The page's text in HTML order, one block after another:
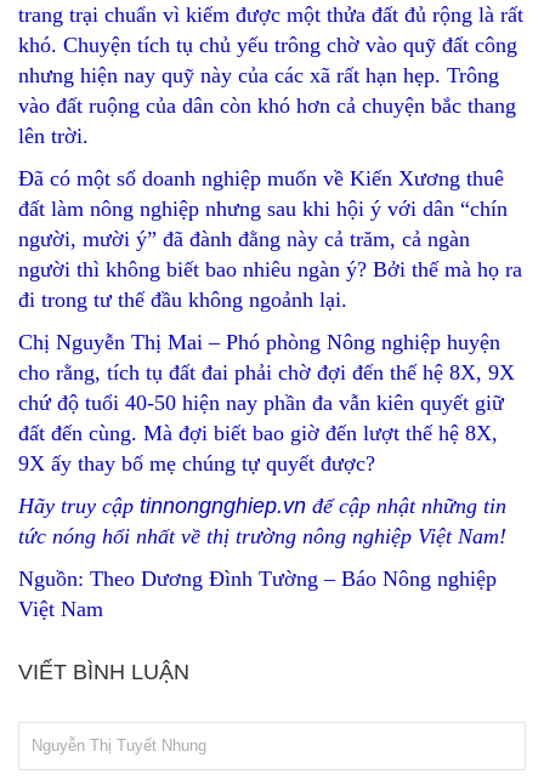
trang trại chuẩn vì kiếm được một thửa đất đủ rộng là rất
khó. Chuyện tích tụ chủ yếu trông chờ vào quỹ đất công
nhưng hiện nay quỹ này của các xã rất hạn hẹp. Trông
vào đất ruộng của dân còn khó hơn cả chuyện bắc thang
lên trời.
Đã có một số doanh nghiệp muốn về Kiến Xương thuê
đất làm nông nghiệp nhưng sau khi hội ý với dân “chín
người, mười ý” đã đành đằng này cả trăm, cả ngàn
người thì không biết bao nhiêu ngàn ý? Bởi thế mà họ ra
đi trong tư thế đầu không ngoảnh lại.
Chị Nguyễn Thị Mai – Phó phòng Nông nghiệp huyện
cho rằng, tích tụ đất đai phải chờ đợi đến thế hệ 8X, 9X
chứ độ tuổi 40-50 hiện nay phần đa vẫn kiên quyết giữ
đất đến cùng. Mà đợi biết bao giờ đến lượt thế hệ 8X,
9X ấy thay bố mẹ chúng tự quyết được?
Hãy truy cập tinnongnghiep.vn để cập nhật những tin
tức nóng hổi nhất về thị trường nông nghiệp Việt Nam!
Nguồn: Theo Dương Đình Tường – Báo Nông nghiệp
Việt Nam
VIẾT BÌNH LUẬN